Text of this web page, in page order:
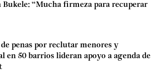
Bukele: “Mucha firmeza para recuperar
penas por reclutar menores y
en 50 barrios lideran apoyo a agenda de